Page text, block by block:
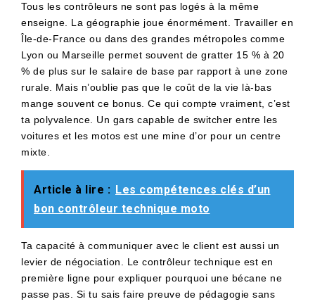
Tous les contrôleurs ne sont pas logés à la même
enseigne. La géographie joue énormément. Travailler en
Île-de-France ou dans des grandes métropoles comme
Lyon ou Marseille permet souvent de gratter 15 % à 20
% de plus sur le salaire de base par rapport à une zone
rurale. Mais n’oublie pas que le coût de la vie là-bas
mange souvent ce bonus. Ce qui compte vraiment, c’est
ta polyvalence. Un gars capable de switcher entre les
voitures et les motos est une mine d’or pour un centre
mixte.
Article à lire : Les compétences clés d’un
bon contrôleur technique moto
Ta capacité à communiquer avec le client est aussi un
levier de négociation. Le contrôleur technique est en
première ligne pour expliquer pourquoi une bécane ne
passe pas. Si tu sais faire preuve de pédagogie sans